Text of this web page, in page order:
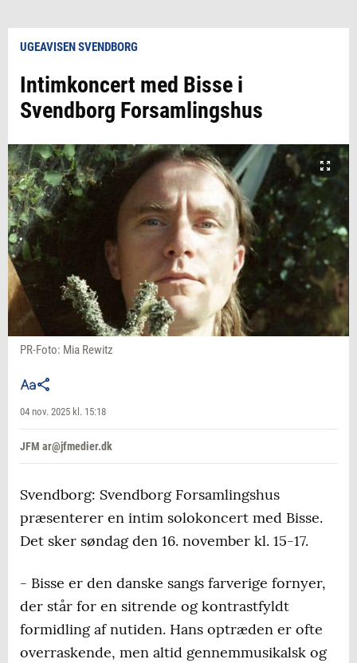
UGEAVISEN SVENDBORG
Intimkoncert med Bisse i
Svendborg Forsamlingshus
PR-Foto: Mia Rewitz
04 nov. 2025 kl. 15:18
JFM ar@jfmedier.dk
Svendborg: Svendborg Forsamlingshus
præsenterer en intim solokoncert med Bisse.
Det sker søndag den 16. november kl. 15-17.
- Bisse er den danske sangs farverige fornyer,
der står for en sitrende og kontrastfyldt
formidling af nutiden. Hans optræden er ofte
overraskende, men altid gennemmusikalsk og